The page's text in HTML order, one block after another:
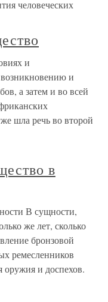
человеческих
и
возникновению и
а затем и во всей
шла речь во второй
в
В сущности,
же лет, сколько
бронзовой
ремесленников
оружия и доспехов.